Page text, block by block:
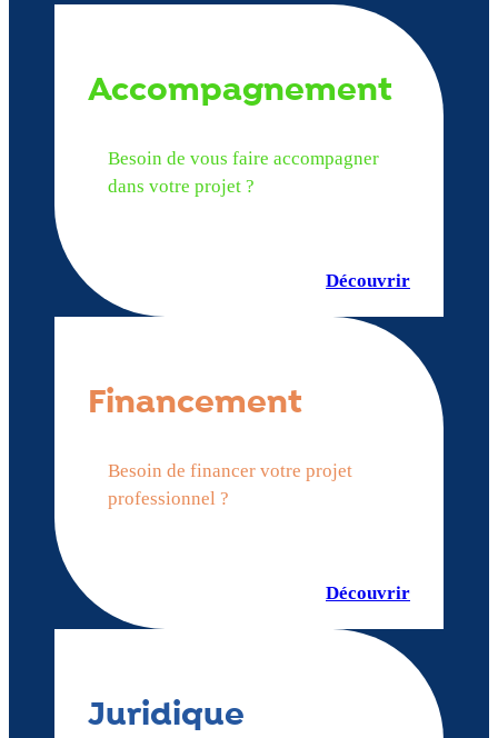
Accompagnement
Besoin de vous faire accompagner
dans votre projet ?
Découvrir
Financement
Besoin de financer votre projet
professionnel ?
Découvrir
Juridique